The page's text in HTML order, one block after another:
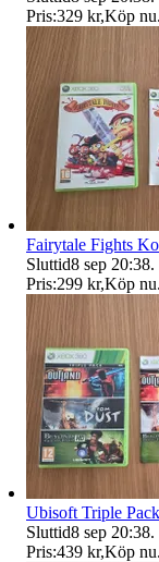
Pris:329 kr,Köp nu.
Fairytale Fights
Sluttid8 sep 20:38.
Pris:299 kr,Köp nu.
Ubisoft Triple
Sluttid8 sep 20:38.
Pris:439 kr,Köp nu.